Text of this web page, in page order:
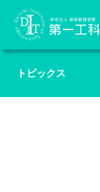
トピックス